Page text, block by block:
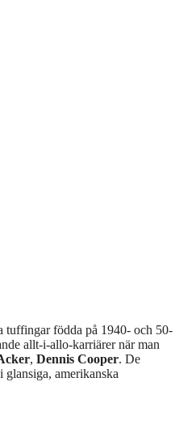
tuffingar födda på 1940- och 50-
allt-i-allo-karriärer när man
, Dennis Cooper. De
amerikanska